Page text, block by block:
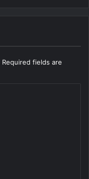
Required fields are